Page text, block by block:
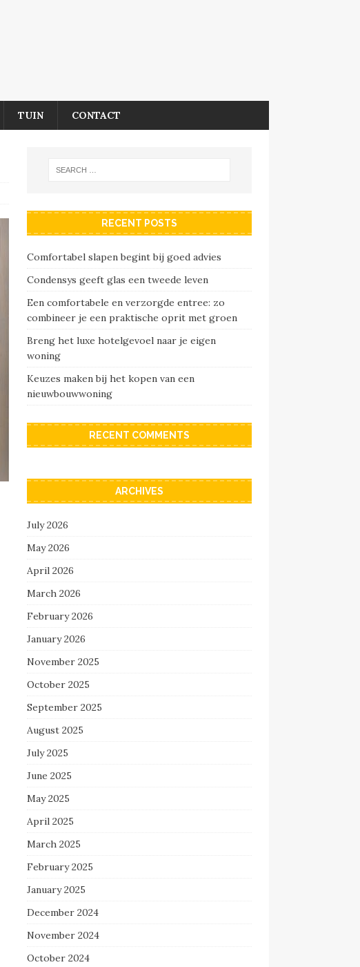
TUIN CONTACT
RECENT POSTS
Comfortabel slapen begint bij goed advies
Condensys geeft glas een tweede leven
Een comfortabele en verzorgde entree: zo
combineer je een praktische oprit met groen
Breng het luxe hotelgevoel naar je eigen
woning
Keuzes maken bij het kopen van een
nieuwbouwwoning
RECENT COMMENTS
ARCHIVES
July 2026
May 2026
April 2026
March 2026
February 2026
January 2026
November 2025
October 2025
September 2025
August 2025
July 2025
June 2025
May 2025
April 2025
March 2025
February 2025
January 2025
December 2024
November 2024
October 2024